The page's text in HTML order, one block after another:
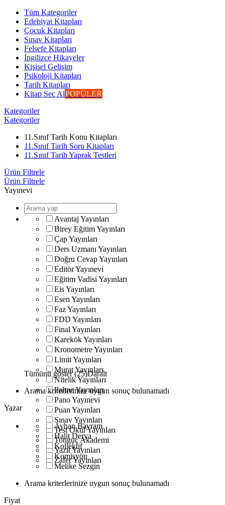
Tüm Kategoriler
Edebiyat Kitapları
Çocuk Kitapları
Sınav Kitapları
Felsefe Kitapları
İngilizce Hikayeler
Kişisel Gelişim
Psikoloji Kitapları
Tarih Kitapları
Kitap Seç AlPOPÜLER
Kategoriler
Kategoriler
11.Sınıf Tarih Konu Kitapları
11.Sınıf Tarih Soru Kitapları
11.Sınıf Tarih Yaprak Testleri
Ürün Filtrele
Ürün Filtrele
Yayınevi
Avantaj Yayınları
Birey Eğitim Yayınları
Çap Yayınları
Ders Uzmanı Yayınları
Doğru Cevap Yayınları
Editör Yayınevi
Eğitim Vadisi Yayınları
Eis Yayınları
Esen Yayınları
Faz Yayınları
FDD Yayınları
Final Yayınları
Karekök Yayınları
Kronometre Yayınları
Limit Yayınları
Murat Yayınları
Nitelik Yayınları
Palme Yayınları
Pano Yayınevi
Puan Yayınları
Sınav Yayınları
Test Okul Yayınları
Tonguç Akademi
Yazıt Yayınları
Zafer Yayınları
Tümünü göster (25)Daralt
Arama kriterlerinize uygun sonuç bulunamadı
Yazar
Ayhan Bayram
Halit Derya
Kollektif
Komisyon
Melike Sezgin
Arama kriterlerinize uygun sonuç bulunamadı
Fiyat